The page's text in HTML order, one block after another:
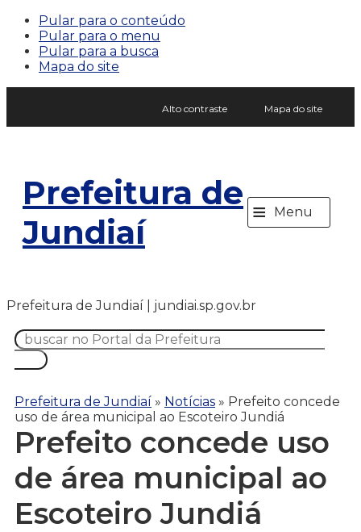
Pular para o conteúdo
Pular para o menu
Pular para a busca
Mapa do site
Alto contraste Mapa do site
Prefeitura de
Jundiaí
≡ Menu
Prefeitura de Jundiaí | jundiai.sp.gov.br
Prefeitura de Jundiaí » Notícias » Prefeito concede
uso de área municipal ao Escoteiro Jundiá
Prefeito concede uso
de área municipal ao
Escoteiro Jundiá